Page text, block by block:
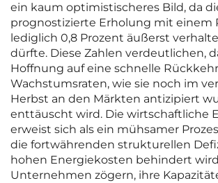
ein kaum optimistischeres Bild, da
prognostizierte Erholung mit einem
lediglich 0,8 Prozent äußerst
dürfte. Diese Zahlen verdeutlichen,
Hoffnung auf eine schnelle
Wachstumsraten, wie sie noch im
Herbst an den Märkten antizipiert
enttäuscht wird. Die wirtschaftliche
erweist sich als ein mühsamer
die fortwährenden strukturellen
hohen Energiekosten behindert
Unternehmen zögern, ihre